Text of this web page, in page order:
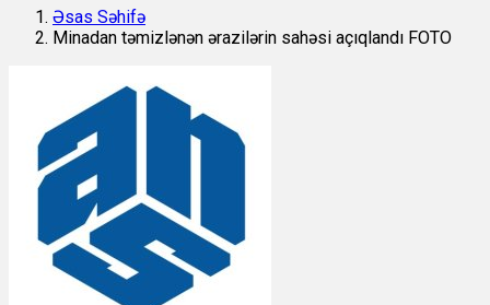
Əsas Səhifə
Minadan təmizlənən ərazilərin sahəsi açıqlandı FOTO